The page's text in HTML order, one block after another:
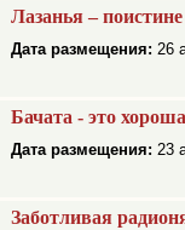
Лазанья –
Дата размещения: 26
Бачата - это
Дата размещения: 23
Заботливая